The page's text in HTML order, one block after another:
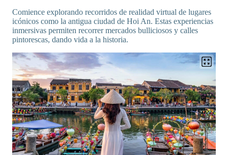
Comience explorando recorridos de realidad virtual de lugares
icónicos como la antigua ciudad de Hoi An. Estas experiencias
inmersivas permiten recorrer mercados bulliciosos y calles
pintorescas, dando vida a la historia.